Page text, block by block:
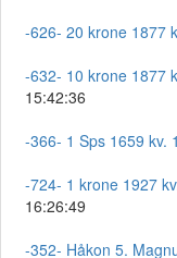
-626- 20 krone 1877
-632- 10 krone 1877
15:42:36
-366- 1 Sps 1659 kv.
-724- 1 krone 1927
16:26:49
-352- Håkon 5.